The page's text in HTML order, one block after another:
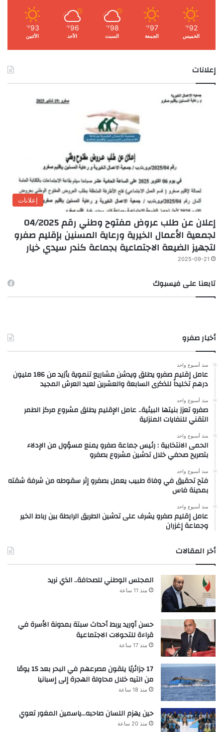
92
℉
الخميس
97
℉
الجمعة
98
℉
السبت
96
℉
الأحد
93
℉
الأثنين
إعلانات
إعلانات
إعلان عن طلب عروض مفتوح وطني رقم 04/2025
لجمعية الأعمال الخيرية ورعاية المسنين بإقليم صفرو
لتجهيز الضيعة الاجتماعية بجماعة كندر سيدي خيار
2025-09-21
تابعنا على فيسبوك
أخبار صفرو
منذ أسبوع واحد
عامل إقليم صفرو يطلق ويدشن مشاريع تنموية بأزيد من 186 مليون
درهم تخليداً للذكرى السابعة والعشرين لعيد العرش المجيد
منذ أسبوع واحد
صفرو تعزز بنيتها البيئية.. عامل الإقليم يطلق مشروع مركز الطمر
التقني للنفايات المنزلية
منذ أسبوع واحد
الحمى الانتخابية : رئيس جماعة صفرو يمنع مسؤول من الإدلاء
بتصريح صحفي خلال تدشين مشروع بصفرو
منذ أسبوع واحد
فتح تحقيق في وفاة طبيب يعمل بصفرو إثر سقوطه من شرفة شقته
بمدينة فاس
منذ أسبوع واحد
عامل إقليم صفرو يشرف على تدشين الطريق الرابطة بين رباط الخير
وجماعة إغزران
أخر المقالات
المجلس الوطني للصحافة.. الذي نريد
منذ 11 ساعة
حسن أوريد يربط أحداث سبتة بمدونة الأسرة في
قراءة للتحولات الاجتماعية
منذ 17 ساعة
17 جزائريًا يلقون مصرعهم في البحر بعد 15 يومًا
من التيه خلال محاولة الهجرة إلى إسبانيا
منذ 18 ساعة
حين يهزم اللسان صاحبه…ياسمين المغور تعوي
منذ 20 ساعة